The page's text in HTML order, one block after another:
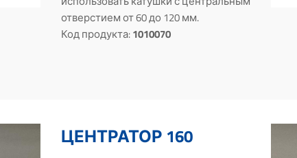
отверстием от 60 до 120 мм.
Код продукта:1010070
ЦЕНТРАТОР 160